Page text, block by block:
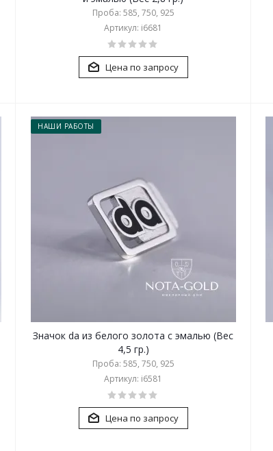
Проба: 585, 750, 925
Артикул: i6681
Цена по запросу
НАШИ РАБОТЫ
Значок da из белого золота с эмалью (Вес
4,5 гр.)
Проба: 585, 750, 925
Артикул: i6581
Цена по запросу